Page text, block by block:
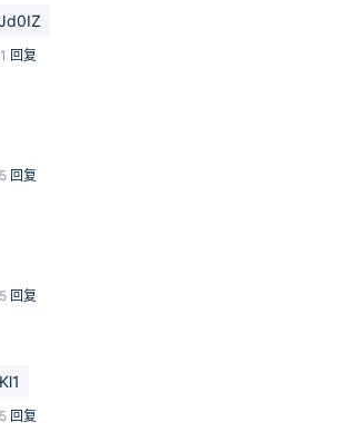
回复
回复
回复
回复